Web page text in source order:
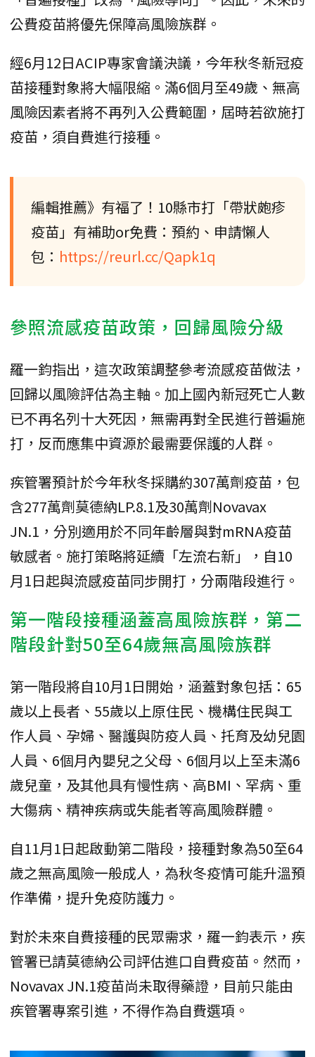
公費疫苗將優先保障高風險族群。
經6月12日ACIP專家會議決議，今年秋冬新冠疫
苗接種對象將大幅限縮。滿6個月至49歲、無高
風險因素者將不再列入公費範圍，屆時若欲施打
疫苗，須自費進行接種。
編輯推薦》有福了！10縣市打「帶狀皰疹
疫苗」有補助or免費：預約、申請懶人
包： https://reurl.cc/Qapk1q
參照流感疫苗政策，回歸風險分級
羅一鈞指出，這次政策調整參考流感疫苗做法，
回歸以風險評估為主軸。加上國內新冠死亡人數
已不再名列十大死因，無需再對全民進行普遍施
打，反而應集中資源於最需要保護的人群。
疾管署預計於今年秋冬採購約307萬劑疫苗，包
含277萬劑莫德納LP.8.1及30萬劑Novavax
JN.1，分別適用於不同年齡層與對mRNA疫苗
敏感者。施打策略將延續「左流右新」，自10
月1日起與流感疫苗同步開打，分兩階段進行。
第一階段接種涵蓋高風險族群，第二
階段針對50至64歲無高風險族群
第一階段將自10月1日開始，涵蓋對象包括：65
歲以上長者、55歲以上原住民、機構住民與工
作人員、孕婦、醫護與防疫人員、托育及幼兒園
人員、6個月內嬰兒之父母、6個月以上至未滿6
歲兒童，及其他具有慢性病、高BMI、罕病、重
大傷病、精神疾病或失能者等高風險群體。
自11月1日起啟動第二階段，接種對象為50至64
歲之無高風險一般成人，為秋冬疫情可能升溫預
作準備，提升免疫防護力。
對於未來自費接種的民眾需求，羅一鈞表示，疾
管署已請莫德納公司評估進口自費疫苗。然而，
Novavax JN.1疫苗尚未取得藥證，目前只能由
疾管署專案引進，不得作為自費選項。